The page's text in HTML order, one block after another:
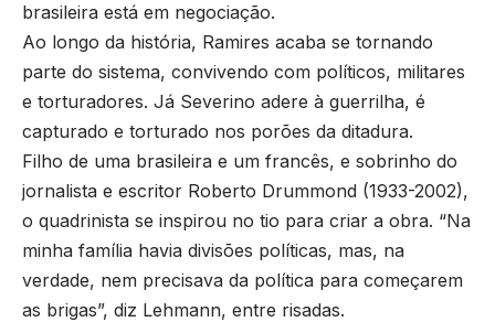
brasileira está em negociação.
Ao longo da história, Ramires acaba se tornando
parte do sistema, convivendo com políticos, militares
e torturadores. Já Severino adere à guerrilha, é
capturado e torturado nos porões da ditadura.
Filho de uma brasileira e um francês, e sobrinho do
jornalista e escritor Roberto Drummond (1933-2002),
o quadrinista se inspirou no tio para criar a obra. “Na
minha família havia divisões políticas, mas, na
verdade, nem precisava da política para começarem
as brigas”, diz Lehmann, entre risadas.